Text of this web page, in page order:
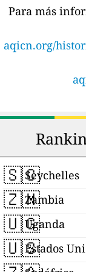
Para más
aqicn.org/
🇸🇨Seychelles
🇿🇲Zambia
🇺🇬Uganda
🇺🇸